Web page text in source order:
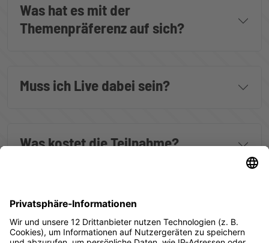
Was hat es mit der
Themenpräferenz auf sich?
Muss ich Live dabei sein?
Was kostet die Teilnahme?
Wer veranstaltet das Event?